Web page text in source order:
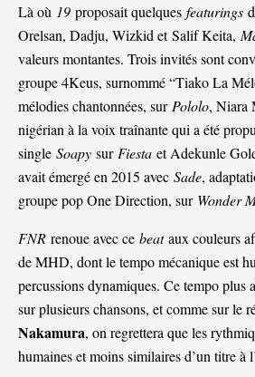
Là où 19 proposait quelques featurings
Orelsan, Dadju, Wizkid etSalif Keita,
valeurs montantes. Trois invités sont
groupe 4Keus, surnommé “Tiako La
mélodies chantonnées, sur Pololo, Niara
nigérian à la voix traînante qui a été
single Soapy sur Fiesta et Adekunle
avait émergé en 2015 avec Sade,
groupe pop One Direction, sur Wonder
FNR renoue avec ce beataux couleurs
de MHD, dont le tempo mécanique est
percussions dynamiques. Ce tempo plus
sur plusieurs chansons, et comme sur le
Nakamura, on regrettera que les
humaines et moins similaires d’un titre à